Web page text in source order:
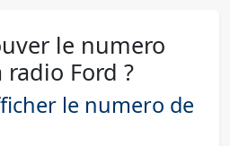
le numero
Ford ?
le numero de